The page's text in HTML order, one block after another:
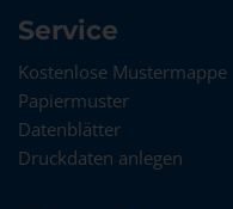
Service
Kostenlose Mustermappe
Papiermuster
Datenblätter
Druckdaten anlegen